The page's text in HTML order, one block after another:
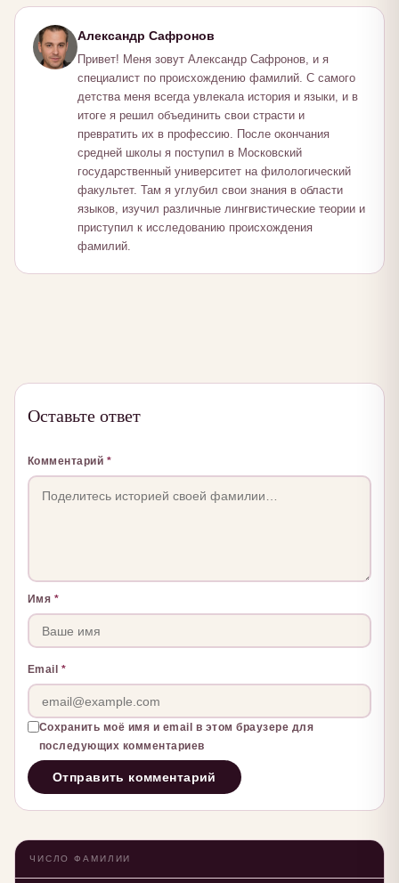
Александр Сафронов
Привет! Меня зовут Александр Сафронов, и я
специалист по происхождению фамилий. С самого
детства меня всегда увлекала история и языки, и в
итоге я решил объединить свои страсти и
превратить их в профессию. После окончания
средней школы я поступил в Московский
государственный университет на филологический
факультет. Там я углубил свои знания в области
языков, изучил различные лингвистические теории и
приступил к исследованию происхождения
фамилий.
Оставьте ответ
Комментарий *
Имя *
Email *
Сохранить моё имя и email в этом браузере для
последующих комментариев
ЧИСЛО ФАМИЛИИ